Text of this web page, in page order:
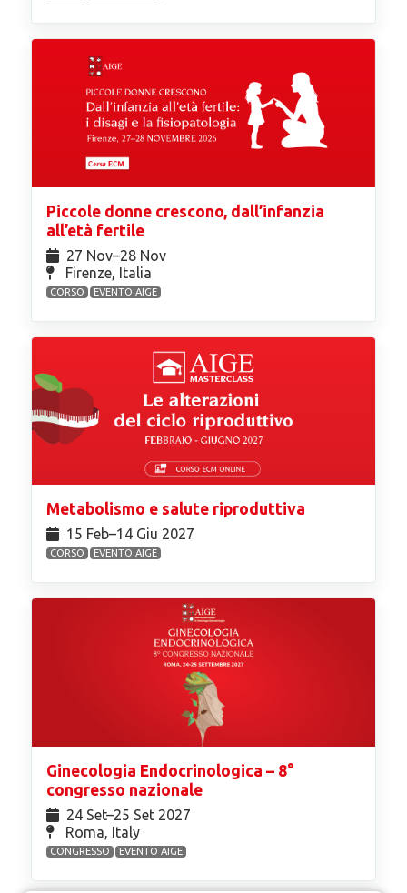
Piccole donne crescono, dall’infanzia
all’età fertile
27 Nov⁠–28 Nov
Firenze, Italia
CORSO EVENTO AIGE
Metabolismo e salute riproduttiva
15 Feb⁠–14 Giu 2027
CORSO EVENTO AIGE
Ginecologia Endocrinologica – 8°
congresso nazionale
24 Set⁠–25 Set 2027
Roma, Italy
CONGRESSO EVENTO AIGE